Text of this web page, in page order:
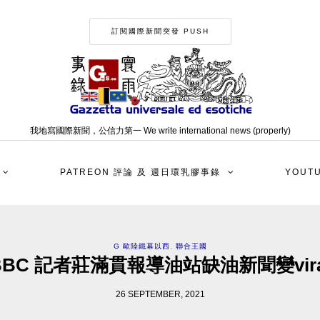
訂閱國際新聞突發 PUSH
我地寫國際新聞，公信力第一 We write international news (properly)
PATREON 評論 及 週日環乳膠事錄
G 歐陸鐵幕以西 聯合王國
記者莊滿貫報導油站缺油新聞變
26 SEPTEMBER, 2021